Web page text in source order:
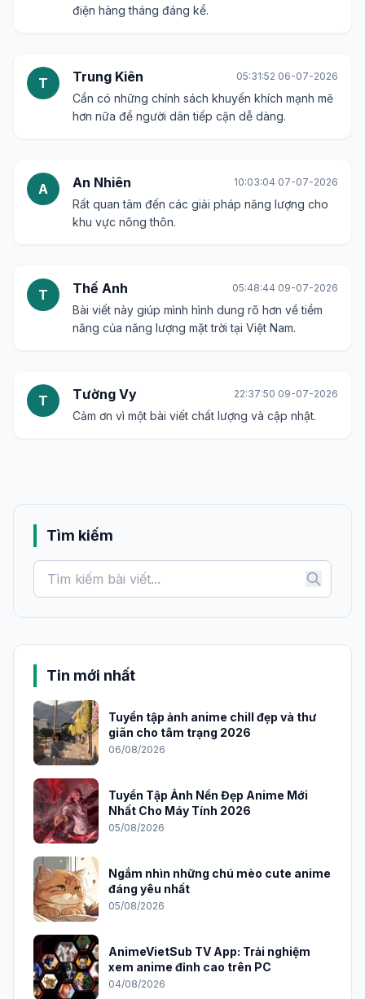
điện hàng tháng đáng kể.
T Trung Kiên 05:31:52 06-07-2026
Cần có những chính sách khuyến khích mạnh mẽ
hơn nữa để người dân tiếp cận dễ dàng.
A An Nhiên 10:03:04 07-07-2026
Rất quan tâm đến các giải pháp năng lượng cho
khu vực nông thôn.
T Thế Anh 05:48:44 09-07-2026
Bài viết này giúp mình hình dung rõ hơn về tiềm
năng của năng lượng mặt trời tại Việt Nam.
T Tường Vy 22:37:50 09-07-2026
Cảm ơn vì một bài viết chất lượng và cập nhật.
Tìm kiếm
Tin mới nhất
Tuyển tập ảnh anime chill đẹp và thư
giãn cho tâm trạng 2026
06/08/2026
Tuyển Tập Ảnh Nền Đẹp Anime Mới
Nhất Cho Máy Tính 2026
05/08/2026
Ngắm nhìn những chú mèo cute anime
đáng yêu nhất
05/08/2026
AnimeVietSub TV App: Trải nghiệm
xem anime đỉnh cao trên PC
04/08/2026